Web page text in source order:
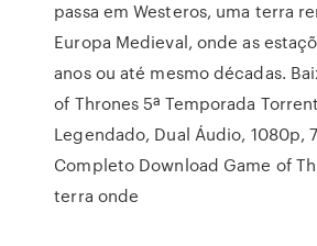
passa em Westeros, uma terra
Europa Medieval, onde as
anos ou até mesmo décadas.
of Thrones 5ª Temporada
Legendado, Dual Áudio, 1080p,
Completo Download Game of
terra onde